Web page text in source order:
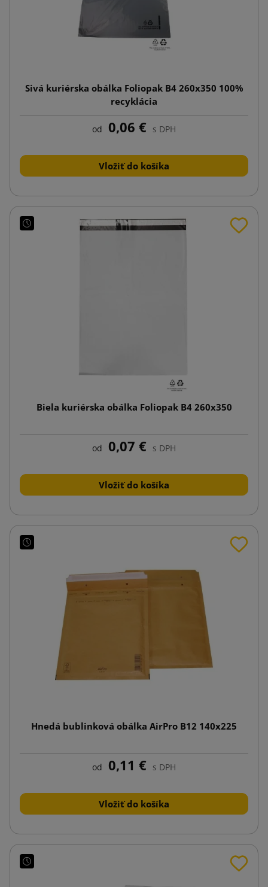
Sivá kuriérska obálka Foliopak B4 260x350 100%
recyklácia
od 0,06 € s DPH
Vložiť do košíka
Biela kuriérska obálka Foliopak B4 260x350
od 0,07 € s DPH
Vložiť do košíka
Hnedá bublinková obálka AirPro B12 140x225
od 0,11 € s DPH
Vložiť do košíka